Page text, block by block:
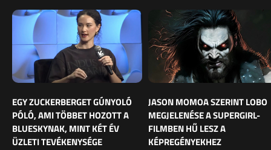
EGY ZUCKERBERGET GÚNYOLÓ
PÓLÓ, AMI TÖBBET HOZOTT A
BLUESKYNAK, MINT KÉT ÉV
ÜZLETI TEVÉKENYSÉGE
JASON MOMOA SZERINT LOBO
MEGJELENÉSE A SUPERGIRL-
FILMBEN HŰ LESZ A
KÉPREGÉNYEKHEZ